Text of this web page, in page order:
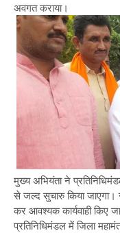
अवगत कराया।
मुख्य अभियंता ने
से जल्द सुचारु किया जाएगा।
कर आवश्यक कार्यवाही किए
प्रतिनिधिमंडल में जिला